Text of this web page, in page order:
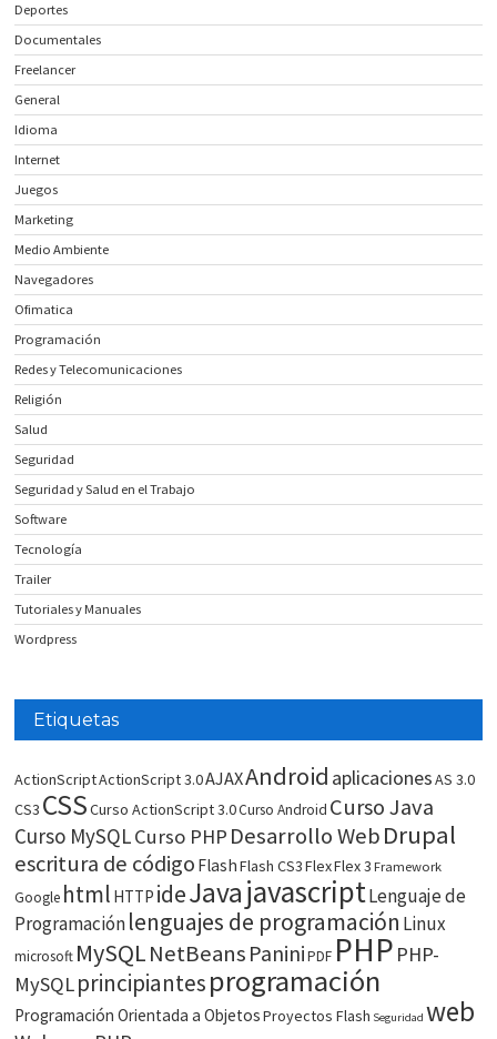
Deportes
Documentales
Freelancer
General
Idioma
Internet
Juegos
Marketing
Medio Ambiente
Navegadores
Ofimatica
Programación
Redes y Telecomunicaciones
Religión
Salud
Seguridad
Seguridad y Salud en el Trabajo
Software
Tecnología
Trailer
Tutoriales y Manuales
Wordpress
Etiquetas
ActionScriptActionScript 3.0AJAXAndroid aplicacionesAS 3.0
CS3 CSSCurso ActionScript 3.0Curso Android Curso Java
Curso MySQLCurso PHP Desarrollo WebDrupal
escritura de código FlashFlash CS3FlexFlex 3 Framework
Google html HTTP ideJavajavascriptLenguaje de
Programaciónlenguajes de programación Linux
microsoft MySQLNetBeans Panini PDF PHP PHP-
MySQLprincipiantesprogramación
Programación Orientada a ObjetosProyectos Flash Seguridad web